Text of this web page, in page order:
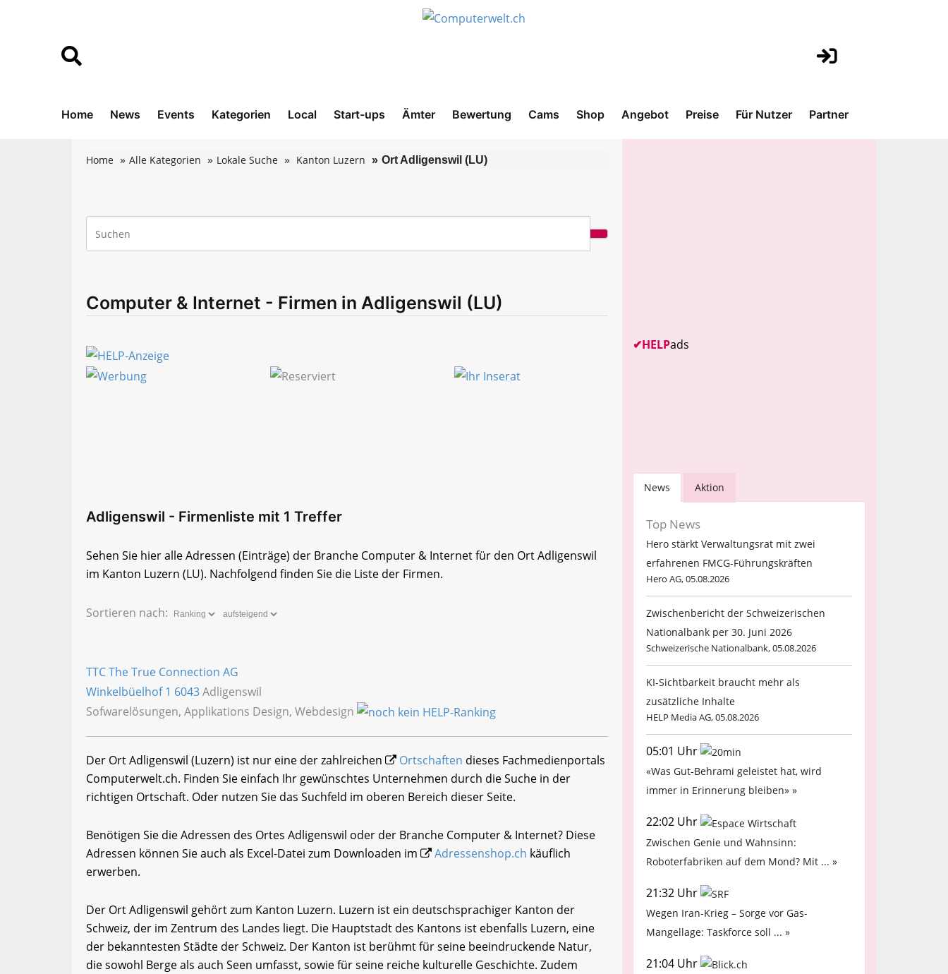
Home News Events Kategorien Local Start-ups Ämter Bewertung Cams Shop Angebot Preise Für Nutzer Partner
Home Alle Kategorien Lokale Suche Kanton Luzern Ort Adligenswil (LU)
Computer & Internet - Firmen in Adligenswil (LU)
Adligenswil - Firmenliste mit 1 Treffer
Sehen Sie hier alle Adressen (Einträge) der Branche Computer & Internet für den Ort Adligenswil
im Kanton Luzern (LU). Nachfolgend finden Sie die Liste der Firmen.
Sortieren nach:
TTC The True Connection AG
Winkelbüelhof 1 6043Adligenswil
Sofwarelösungen, Applikations Design, Webdesign
Der Ort Adligenswil (Luzern) ist nur eine der zahlreichen Ortschaften dieses Fachmedienportals
Computerwelt.ch. Finden Sie einfach Ihr gewünschtes Unternehmen durch die Suche in der
richtigen Ortschaft. Oder nutzen Sie das Suchfeld im oberen Bereich dieser Seite.
Benötigen Sie die Adressen des Ortes Adligenswil oder der Branche Computer & Internet? Diese
Adressen können Sie auch als Excel-Datei zum Downloaden im
Adressenshop.ch käuflich
erwerben.
Der Ort Adligenswil gehört zum Kanton Luzern. Luzern ist ein deutschsprachiger Kanton der
Schweiz, der im Zentrum des Landes liegt. Die Hauptstadt des Kantons ist ebenfalls Luzern, eine
der bekanntesten Städte der Schweiz. Der Kanton ist berühmt für seine beeindruckende Natur,
die sowohl Berge als auch Seen umfasst, sowie für seine reiche kulturelle Geschichte. Zudem
✔HELPads
News Aktion
Top News
Hero stärkt Verwaltungsrat mit zwei
erfahrenen FMCG-Führungskräften
Hero AG, 05.08.2026
Zwischenbericht der Schweizerischen
Nationalbank per 30. Juni 2026
Schweizerische Nationalbank, 05.08.2026
KI-Sichtbarkeit braucht mehr als
zusätzliche Inhalte
HELP Media AG, 05.08.2026
05:01 Uhr
«Was Gut-Behrami geleistet hat, wird
immer in Erinnerung bleiben» »
22:02 Uhr
Zwischen Genie und Wahnsinn:
Roboterfabriken auf dem Mond? Mit ... »
21:32 Uhr
Wegen Iran-Krieg – Sorge vor Gas-
Mangellage: Taskforce soll ... »
21:04 Uhr